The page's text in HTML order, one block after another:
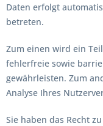
Daten erfolgt
betreten.
Zum einen wird ein
fehlerfreie sowie
gewährleisten. Zum
Analyse Ihres
Sie haben das Recht